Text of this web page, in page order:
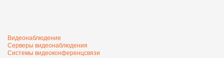
Видеонаблюдение
Серверы видеонаблюдения
Системы видеоконференцсвязи